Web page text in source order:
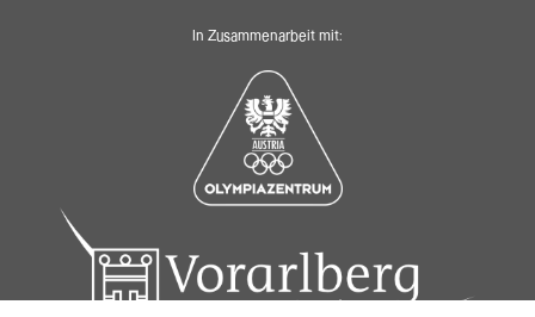
In Zusammenarbeit mit: